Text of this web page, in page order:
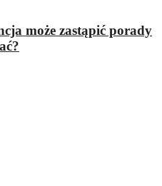
może zastąpić porady